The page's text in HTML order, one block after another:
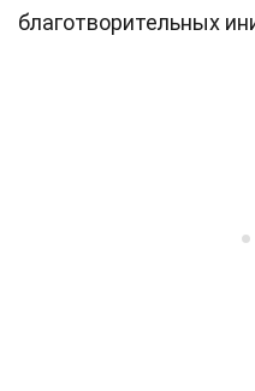
благотворительных